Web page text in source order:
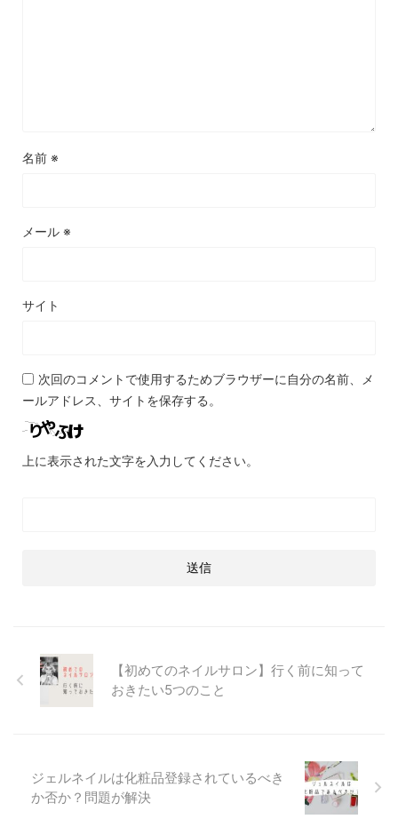
名前 ※
メール ※
サイト
次回のコメントで使用するためブラウザーに自分の名前、メ
ールアドレス、サイトを保存する。
上に表示された文字を入力してください。
【初めてのネイルサロン】行く前に知って
おきたい5つのこと
ジェルネイルは化粧品登録されているべき
か否か？問題が解決